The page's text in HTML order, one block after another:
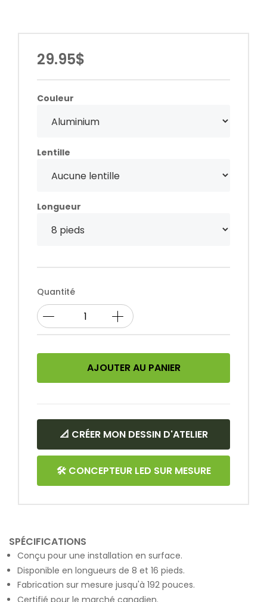
29.95$
Couleur
Lentille
Longueur
Quantité
AJOUTER AU PANIER
📐 CRÉER MON DESSIN D'ATELIER
🛠 CONCEPTEUR LED SUR MESURE
SPÉCIFICATIONS
Conçu pour une installation en surface.
Disponible en longueurs de 8 et 16 pieds.
Fabrication sur mesure jusqu'à 192 pouces.
Certifié pour le marché canadien.